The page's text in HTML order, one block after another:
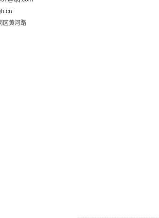
区黄河路